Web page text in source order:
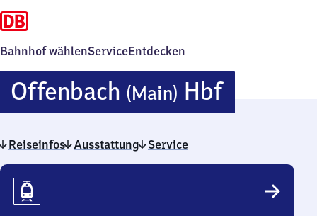
Bahnhof wählenServiceEntdecken
Offenbach (Main) Hbf
(Main)
Reiseinfos Ausstattung Service
Reiseinfos